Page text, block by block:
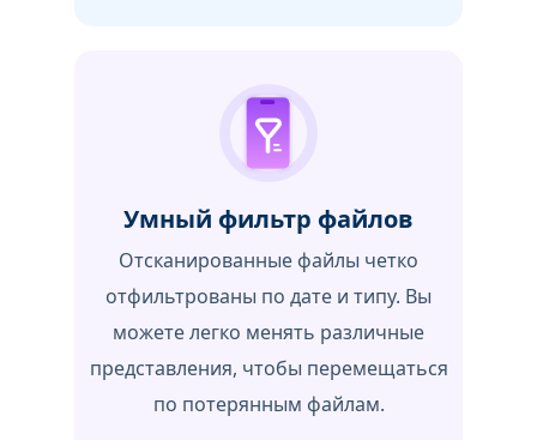
Умный фильтр файлов
Отсканированные файлы четко
отфильтрованы по дате и типу. Вы
можете легко менять различные
представления, чтобы перемещаться
по потерянным файлам.